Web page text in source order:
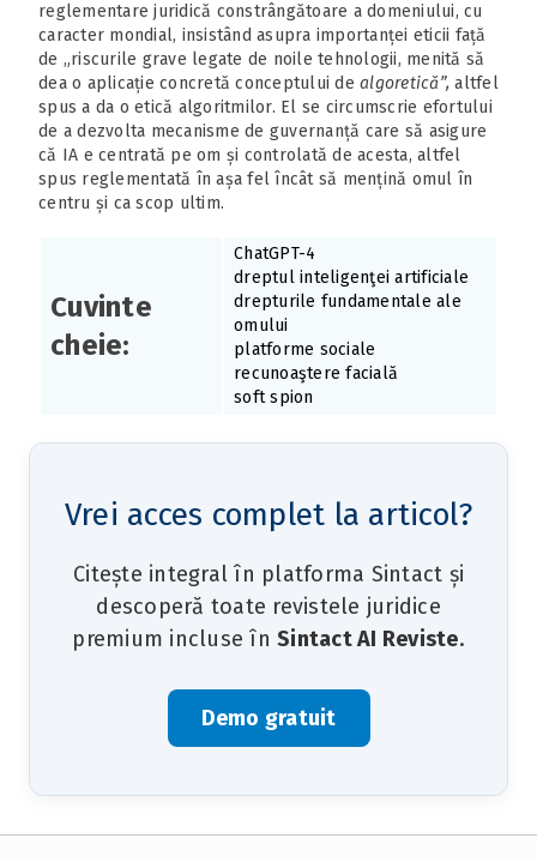
reglementare juridică constrângătoare a domeniului, cu
caracter mondial, insistând asupra importanței eticii față
de „riscurile grave legate de noile tehnologii, menită să
dea o aplicație concretă conceptului de algoretică”, altfel
spus a da o etică algoritmilor. El se circumscrie efortului
de a dezvolta mecanisme de guvernanță care să asigure
că IA e centrată pe om și controlată de acesta, altfel
spus reglementată în așa fel încât să mențină omul în
centru și ca scop ultim.
Cuvinte
cheie:
ChatGPT-4
dreptul inteligenţei artificiale
drepturile fundamentale ale
omului
platforme sociale
recunoaştere facială
soft spion
Vrei acces complet la articol?
Citește integral în platforma Sintact și
descoperă toate revistele juridice
premium incluse în Sintact AI Reviste.
Demo gratuit